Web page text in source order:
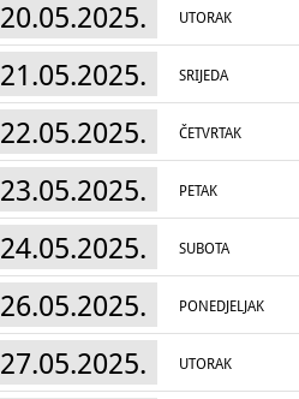
20.05.2025. UTORAK
21.05.2025. SRIJEDA
22.05.2025. ČETVRTAK
23.05.2025. PETAK
24.05.2025. SUBOTA
26.05.2025. PONEDJELJAK
27.05.2025. UTORAK